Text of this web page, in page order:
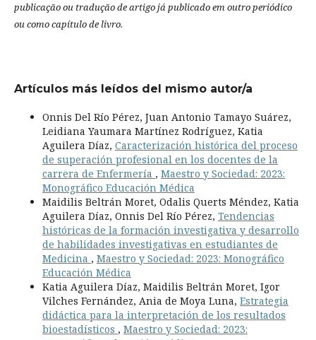
publicação ou tradução de artigo já publicado em outro periódico
ou como capítulo de livro.
Artículos más leídos del mismo autor/a
Onnis Del Río Pérez, Juan Antonio Tamayo Suárez,
Leidiana Yaumara Martínez Rodríguez, Katia
Aguilera Díaz, Caracterización histórica del proceso
de superación profesional en los docentes de la
carrera de Enfermería , Maestro y Sociedad: 2023:
Monográfico Educación Médica
Maidilis Beltrán Moret, Odalis Querts Méndez, Katia
Aguilera Díaz, Onnis Del Río Pérez, Tendencias
históricas de la formación investigativa y desarrollo
de habilidades investigativas en estudiantes de
Medicina , Maestro y Sociedad: 2023: Monográfico
Educación Médica
Katia Aguilera Díaz, Maidilis Beltrán Moret, Igor
Vilches Fernández, Ania de Moya Luna, Estrategia
didáctica para la interpretación de los resultados
bioestadísticos , Maestro y Sociedad: 2023: